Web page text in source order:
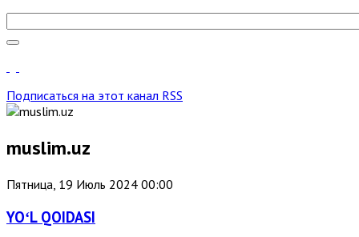
Подписаться на этот канал RSS
muslim.uz
Пятница, 19 Июль 2024 00:00
YOʻL QOIDASI